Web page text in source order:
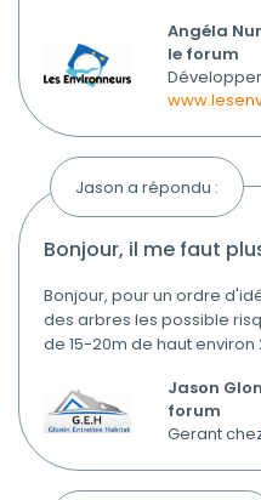
Angéla
le forum
Jason a répondu :
bonjour, il me faut
Bonjour, pour un ordre
des arbres les possible
de 15-20m de haut
Jason
forum
Gerant